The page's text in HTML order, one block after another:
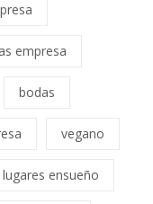
empresa
bodas
vegano
lugares ensueño